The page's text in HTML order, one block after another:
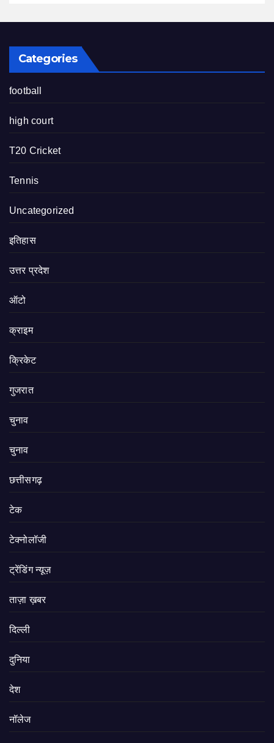
Categories
football
high court
T20 Cricket
Tennis
Uncategorized
इतिहास
उत्तर प्रदेश
ऑटो
क्राइम
क्रिकेट
गुजरात
चुनाव
चुनाव
छत्तीसगढ़
टेक
टेक्नोलॉजी
ट्रेंडिंग न्यूज़
ताज़ा ख़बर
दिल्ली
दुनिया
देश
नॉलेज